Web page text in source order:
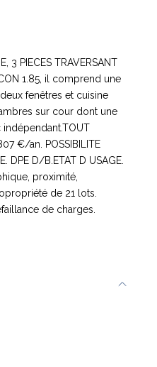
3 PIECES TRAVERSANT
1.85, il comprend une
fenêtres et cuisine
sur cour dont une
€/an. POSSIBILITE
DPE D/B.ETAT D USAGE.
proximité,
de 21 lots.
de charges.